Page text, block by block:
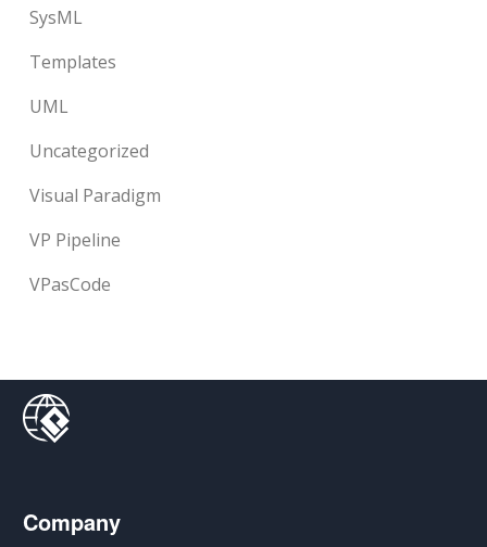
SysML
Templates
UML
Uncategorized
Visual Paradigm
VP Pipeline
VPasCode
Company